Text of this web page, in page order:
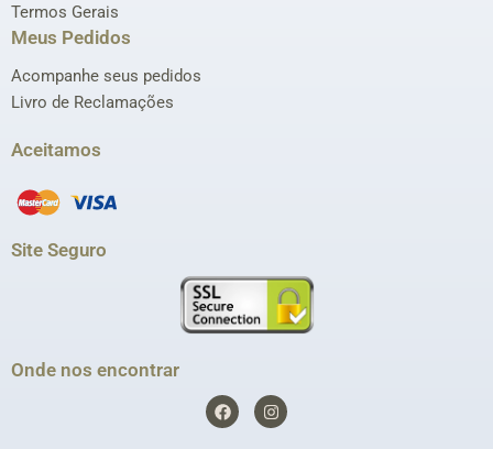
Termos Gerais
Meus Pedidos
Acompanhe seus pedidos
Livro de Reclamações
Aceitamos
Site Seguro
Onde nos encontrar
F
a
c
I
n
s